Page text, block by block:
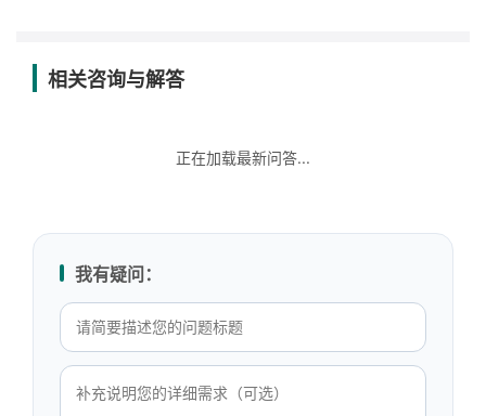
相关咨询与解答
正在加载最新问答...
我有疑问：